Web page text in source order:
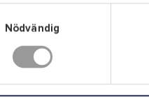
Nödvändig
Insjöfiske
Insjöfiske karta